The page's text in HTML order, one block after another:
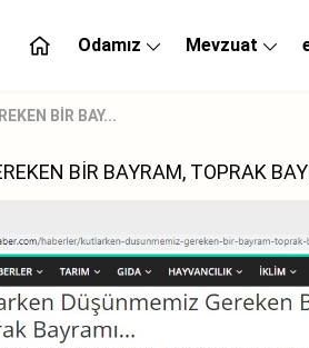
Odamız Mevzuat
BİR BAY...
BİR BAYRAM, TOPRAK